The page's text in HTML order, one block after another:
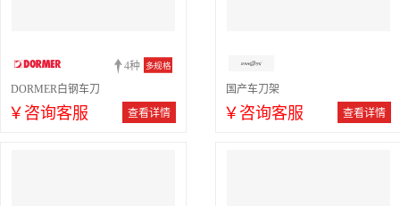
4种 多规格
DORMER白钢车刀
￥咨询客服 查看详情
国产车刀架
￥咨询客服 查看详情